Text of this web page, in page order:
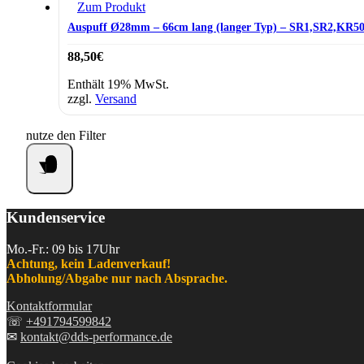
Zum Produkt
Auspuff Ø28mm – 66cm lang (langer Typ) –
88,50€
Enthält 19% MwSt.
zzgl. Versand
nutze den Filter
Kundenservice
Mo.-Fr.: 09 bis 17Uhr
Achtung, kein Ladenverkauf!
Abholung/Abgabe nur nach Absprache.
Kontaktformular
☏ +491794599842
✉ kontakt@dds-performance.de